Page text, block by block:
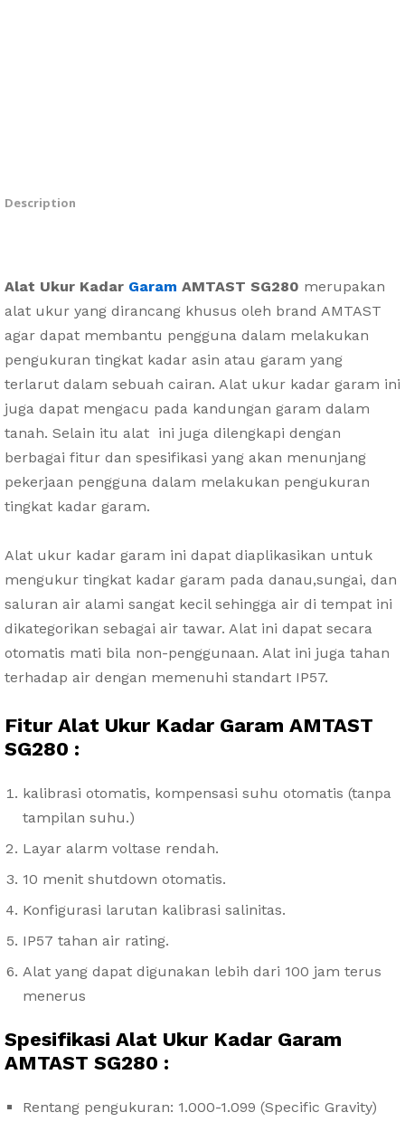
Description
Alat Ukur Kadar Garam AMTAST SG280 merupakan
alat ukur yang dirancang khusus oleh brand AMTAST
agar dapat membantu pengguna dalam melakukan
pengukuran tingkat kadar asin atau garam yang
terlarut dalam sebuah cairan. Alat ukur kadar garam ini
juga dapat mengacu pada kandungan garam dalam
tanah. Selain itu alat ini juga dilengkapi dengan
berbagai fitur dan spesifikasi yang akan menunjang
pekerjaan pengguna dalam melakukan pengukuran
tingkat kadar garam.
Alat ukur kadar garam ini dapat diaplikasikan untuk
mengukur tingkat kadar garam pada danau,sungai, dan
saluran air alami sangat kecil sehingga air di tempat ini
dikategorikan sebagai air tawar. Alat ini dapat secara
otomatis mati bila non-penggunaan. Alat ini juga tahan
terhadap air dengan memenuhi standart IP57.
Fitur Alat Ukur Kadar Garam AMTAST
SG280 :
kalibrasi otomatis, kompensasi suhu otomatis (tanpa
tampilan suhu.)
Layar alarm voltase rendah.
10 menit shutdown otomatis.
Konfigurasi larutan kalibrasi salinitas.
IP57 tahan air rating.
Alat yang dapat digunakan lebih dari 100 jam terus
menerus
Spesifikasi Alat Ukur Kadar Garam
AMTAST SG280 :
Rentang pengukuran: 1.000-1.099 (Specific Gravity)